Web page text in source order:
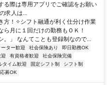
る際は専用アプリでご確認をお願い
求人は...
方！✧シフト融通が利く仕分け作業
月に１回だけの勤務もＯＫ！
。」 なんてことも登録制なので...
ーター歓迎 社会保険あり
即日勤務OK
有資格者歓迎
社会保険完備
タイム歓迎 固定シフト制
シフト制
募OK